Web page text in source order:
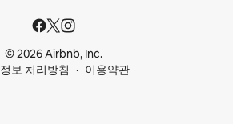
© 2026 Airbnb, Inc.
보 처리방침
이용약관